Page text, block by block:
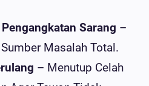
Sarang –
Masalah Total.
– Menutup Celah